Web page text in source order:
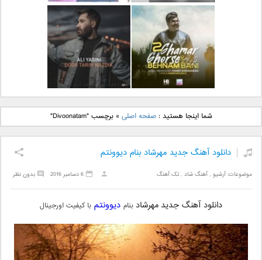
دانلود آهنگ جدید مهدی
یراحی بنام اسرار
دانلود آهنگ جدید فرزاد
فرزین بنام آتیش
دانلود آهنگ جدید بهنام
بانی بنام قرص قمر 2
دانلود آهنگ جدید علی
یاسینی بنام دورترین نزدیک
شما اینجا هستید :صفحه اصلی »برچسب "Divoonatam"
دانلود آهنگ جدید مهرشاد بنام دیوونتم
موضوعات:آرشیو ,آهنگ شاد ,تک آهنگ بدون نظر 6 دسامبر 2016
دانلود آهنگ جدید مهرشاد بنام دیوونتم با کیفیت اورجینال